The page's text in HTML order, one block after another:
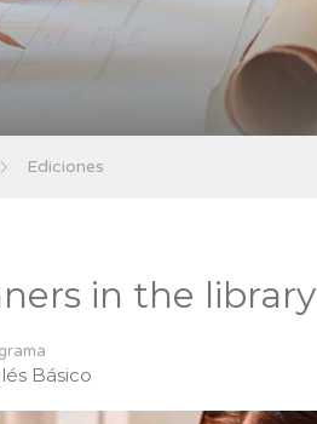
Ediciones
in the library
Básico